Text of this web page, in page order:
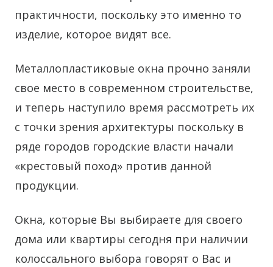
практичности, поскольку это именно то
изделие, которое видят все.
Металлопластиковые окна прочно заняли
свое место в современном строительстве,
и теперь наступило время рассмотреть их
с точки зрения архитектуры поскольку в
ряде городов городские власти начали
«крестовый поход» против данной
продукции.
Окна, которые Вы выбираете для своего
дома или квартиры сегодня при наличии
колоссального выбора говорят о Вас и